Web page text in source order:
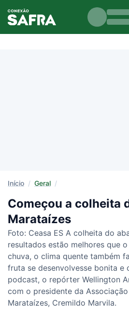
Início / Geral /
Começou a colheita
Marataízes
Foto: Ceasa ES A colheita do
resultados estão melhores que
chuva, o clima quente também
fruta se desenvolvesse bonita e
podcast, o repórter Wellington
com o presidente da
Marataízes, Cremildo Marvila.